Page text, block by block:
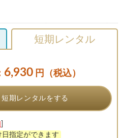
短期レンタル
6,930 円（税込）
短期レンタルをする
指定ができます